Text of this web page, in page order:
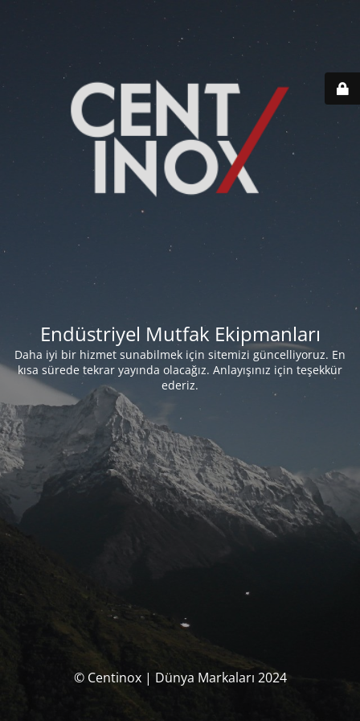
Endüstriyel Mutfak Ekipmanları
Daha iyi bir hizmet sunabilmek için sitemizi güncelliyoruz. En
kısa sürede tekrar yayında olacağız. Anlayışınız için teşekkür
ederiz.
© Centinox | Dünya Markaları 2024